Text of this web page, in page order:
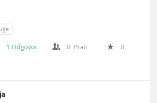
1 Odgovor 0 Prati
0